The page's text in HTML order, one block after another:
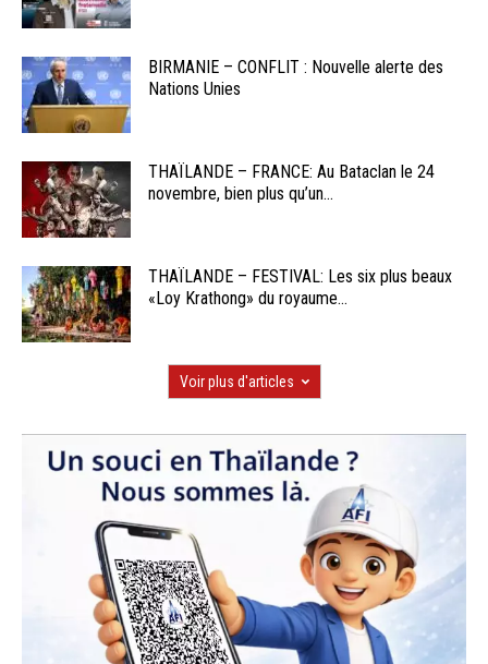
BIRMANIE – CONFLIT : Nouvelle alerte des
Nations Unies
THAÏLANDE – FRANCE: Au Bataclan le 24
novembre, bien plus qu’un...
THAÏLANDE – FESTIVAL: Les six plus beaux
«Loy Krathong» du royaume...
Voir plus d'articles